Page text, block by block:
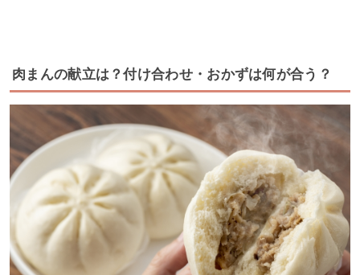
肉まんの献立は？付け合わせ・おかずは何が合う？